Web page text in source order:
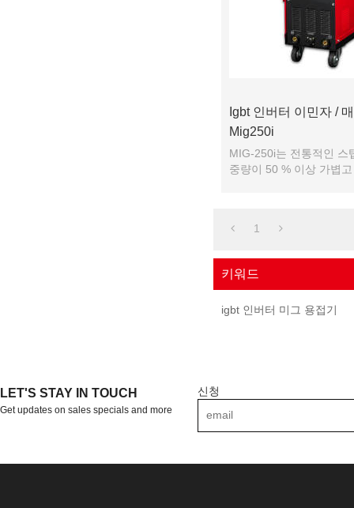
Igbt 인버터 이민자 /
Mig250i
MIG-250i는 전통적인 스
중량이 50 % 이상 가볍
1
키워드
igbt 인버터 미그 용접기
LET'S STAY IN TOUCH
Get updates on sales specials and more
신청